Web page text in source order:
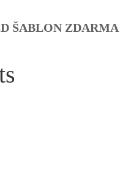
ŠABLON ZDARMA